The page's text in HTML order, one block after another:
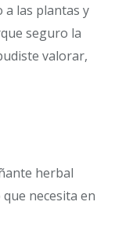
las plantas y
seguro la
valorar,
herbal
necesita en